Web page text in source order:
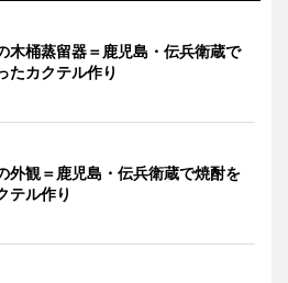
木桶蒸留器＝鹿児島・伝兵衛蔵で
たカクテル作り
外観＝鹿児島・伝兵衛蔵で焼酎を
テル作り